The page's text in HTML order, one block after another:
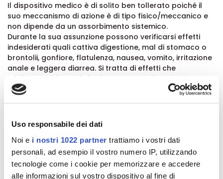
Uso responsabile dei dati
Noi e i nostri 1022 partner trattiamo i vostri dati
personali, ad esempio il vostro numero IP, utilizzando
tecnologie come i cookie per memorizzare e accedere
alle informazioni sul vostro dispositivo al fine di
Il dispositivo medico è di solito ben tollerato poiché il
suo meccanismo di azione è di tipo fisico/meccanico e
non dipende da un assorbimento sistemico.
Durante la sua assunzione possono verificarsi effetti
indesiderati quali cattiva digestione, mal di stomaco o
brontolii, gonfiore, flatulenza, nausea, vomito, irritazione
anale e leggera diarrea. Si tratta di effetti che
migliorano riducendo la dose. In caso di reazioni
allergiche occorre interrompere l'assunzione e
Avvertenze:
La sicurezza d’uso durante la gravidanza e
l'allattamento non è stata dimostrata. In tali
circostanze, consultare il medico.
Tenere fuori dalla portata e dalla vista dei bambini.